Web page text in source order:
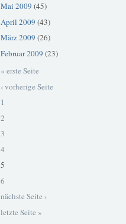
Mai 2009 (45)
April 2009 (43)
März 2009 (26)
Februar 2009 (23)
« erste Seite
‹ vorherige Seite
1
2
3
4
5
6
nächste Seite ›
letzte Seite »